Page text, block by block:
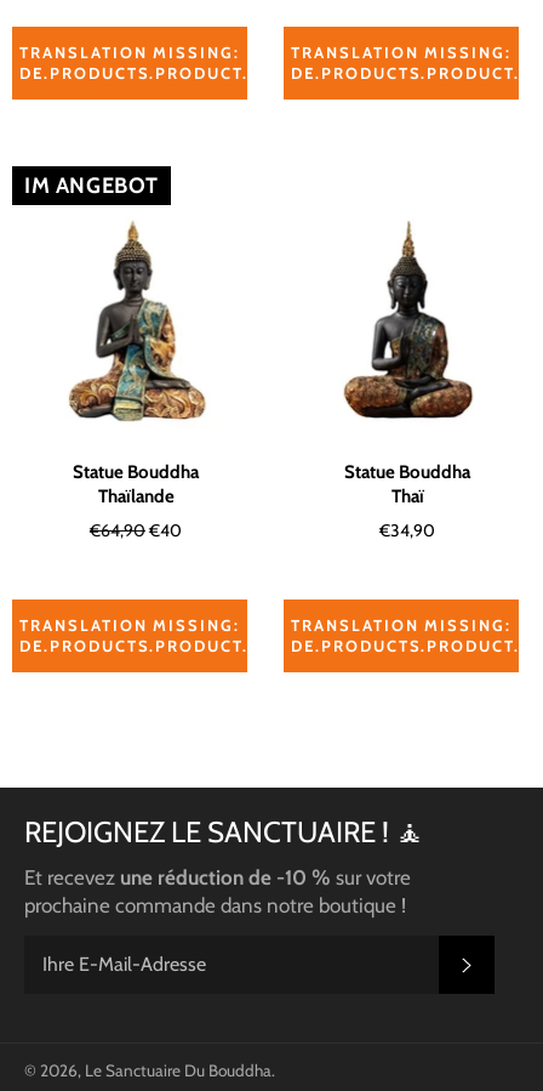
TRANSLATION MISSING:
TRANSLATION MISSING:
Statue Bouddha
Thaïlande
Normaler
€64,90Sonderpreis
€40
IM ANGEBOT
TRANSLATION MISSING:
Statue Bouddha
Thaï
Normaler
€34,90
TRANSLATION MISSING:
REJOIGNEZ LE SANCTUAIRE ! 🧘
Et recevez une réduction de -10 % sur votre
prochaine commande dans notre boutique !
© 2026, Le Sanctuaire Du Bouddha.